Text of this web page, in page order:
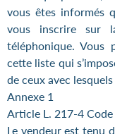
vous êtes informés
vous inscrire sur
téléphonique. Vous
cette liste qui
de ceux avec
Annexe 1
Article L. 217-4
Le vendeur est tenu